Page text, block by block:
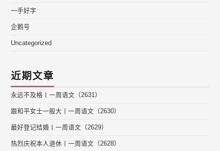
一手好字
企鹅号
Uncategorized
近期文章
永远不及格丨一周语文（2631）
跟和平女士一般大丨一周语文（2630）
最好登记结婚丨一周语文（2629）
热烈庆祝本人退休丨一周语文（2628）